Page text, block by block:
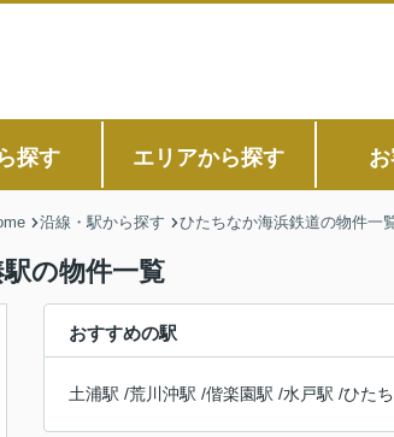
探す エリアから探す
沿線・駅から探す ひたちなか海浜鉄道の物件一
の物件一覧
おすすめの駅
土浦駅 /荒川沖駅 /偕楽園駅 /水戸駅 /ひた